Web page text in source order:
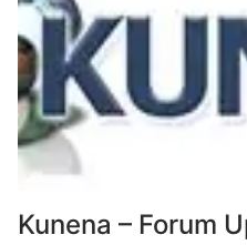
Kunena – Forum